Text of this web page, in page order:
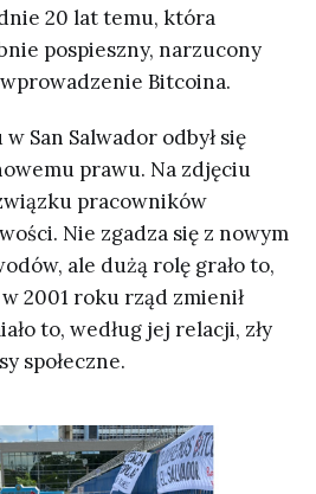
20 lat temu, która
pospieszny, narzucony
Bitcoina.
San Salwador odbył się
prawu. Na zdjęciu
pracowników
Nie zgadza się z nowym
ale dużą rolę grało to,
2001 roku rząd zmienił
to, według jej relacji, zły
społeczne.